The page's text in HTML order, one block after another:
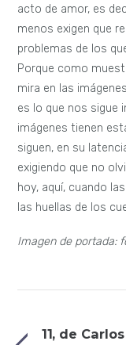
acto de amor, es
menos exigen que
problemas de los
Porque como
mira en las
es lo que nos sigue
imágenes tienen
siguen, en su
exigiendo que no
hoy, aquí, cuando
las huellas de los
Imagen de portada:
11, de